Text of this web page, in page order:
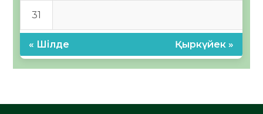
31
« Шілде Қыркүйек »